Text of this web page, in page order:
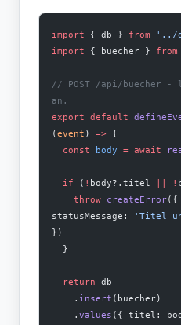
import { db } from '../
import { buecher } from
// POST /api/buecher -
an.
export default
(event ) => {
  const
body = await
  if
( ! body?.titel !
    throw
createError({
statusMessage:
'Titel
})
  }
  return
db
    .
insert (buecher)
    .
values ({ titel: